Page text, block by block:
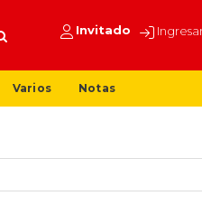
Invitado
Varios Notas